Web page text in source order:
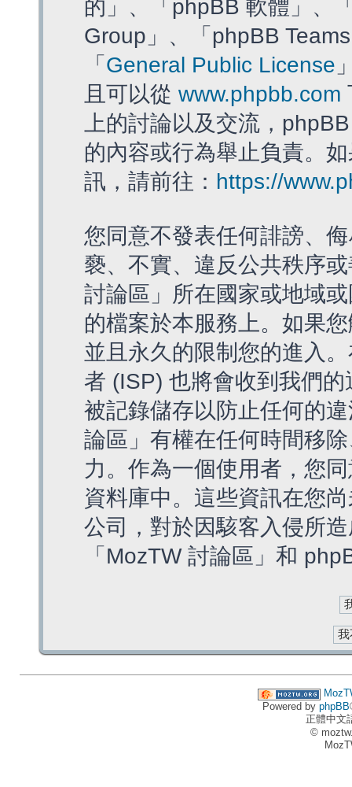
的」、「phpBB 軟體」、
Group」、「phpBB
「 General Public License
且可以從 www.phpbb.com
上的討論以及交流，
的內容或行為舉止負責。
訊，請前往： https://
您同意不發表任何誹謗、
褻、不實、違反公共秩序
討論區」所在國家或地域
的檔案於本服務上。如果
並且永久的限制您的進入
者 (ISP) 也將會收到我們
被記錄儲存以防止任何的
論區」有權在任何時間移
力。作為一個使用者，您
資料庫中。這些資訊在您
公司，對於因駭客入侵所
「MozTW 討論區」和
Powered by phpBB
正體中文
©